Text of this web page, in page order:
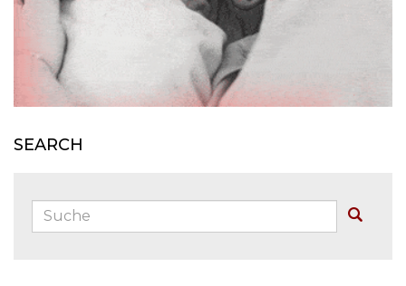
SEARCH
Suche: